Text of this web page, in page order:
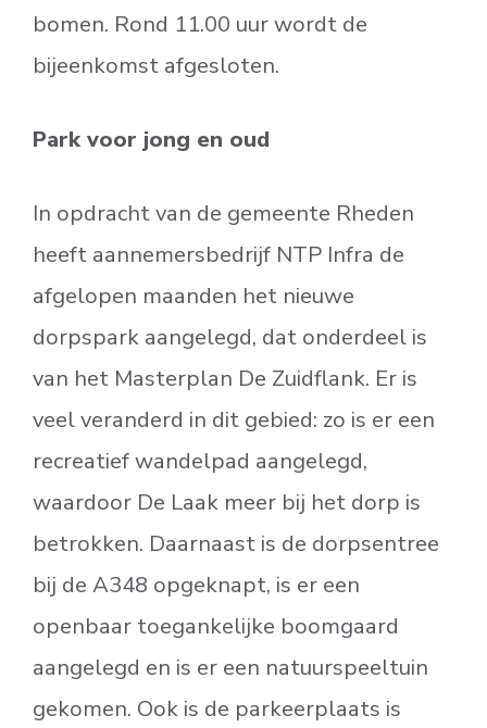
bomen. Rond 11.00 uur wordt de
bijeenkomst afgesloten.
Park voor jong en oud
In opdracht van de gemeente Rheden
heeft aannemersbedrijf NTP Infra de
afgelopen maanden het nieuwe
dorpspark aangelegd, dat onderdeel is
van het Masterplan De Zuidflank. Er is
veel veranderd in dit gebied: zo is er een
recreatief wandelpad aangelegd,
waardoor De Laak meer bij het dorp is
betrokken. Daarnaast is de dorpsentree
bij de A348 opgeknapt, is er een
openbaar toegankelijke boomgaard
aangelegd en is er een natuurspeeltuin
gekomen. Ook is de parkeerplaats is